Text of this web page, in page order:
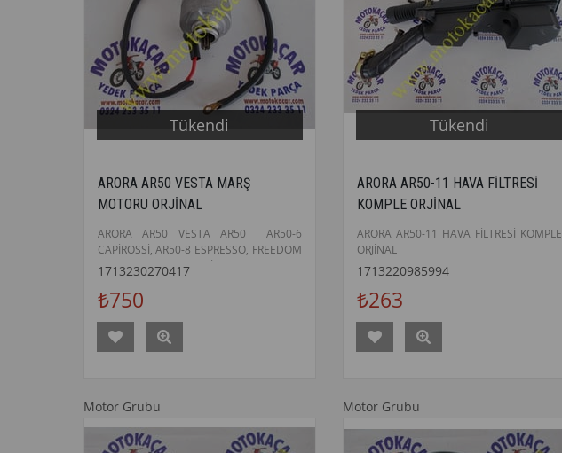
Tükendi
ARORA AR50 VESTA MARŞ
MOTORU ORJİNAL
ARORA AR50 VESTA AR50 AR50-6
CAPİROSSİ, AR50-8 ESPRESSO, FREEDOM
50 MARŞ MOTORU ORJİNAL
1713230270417
₺750
Tükendi
ARORA AR50-11 HAVA FİLTRESİ
KOMPLE ORJİNAL
ARORA AR50-11 HAVA FİLTRESİ KOMPLE
ORJİNAL
1713220985994
₺263
Motor Grubu Motor Grubu